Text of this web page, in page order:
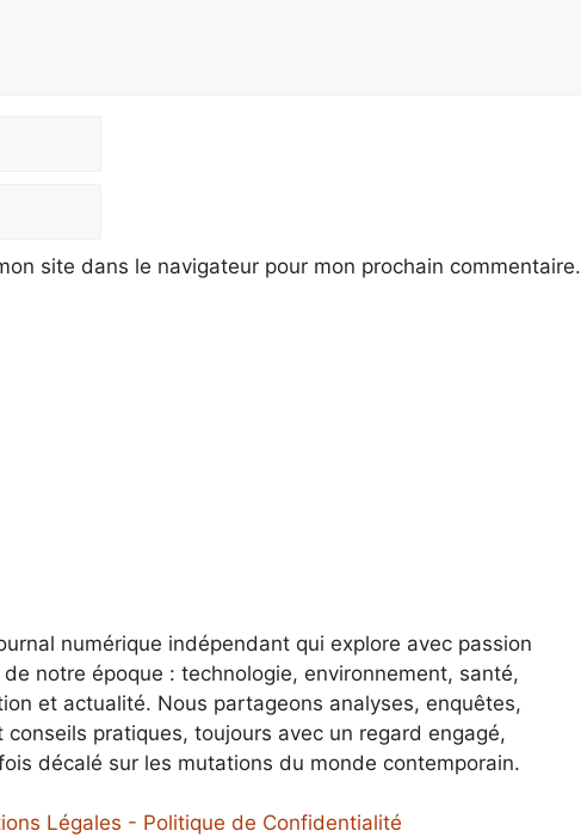
site dans le navigateur pour mon prochain commentaire.
numérique indépendant qui explore avec passion
notre époque : technologie, environnement, santé,
et actualité. Nous partageons analyses, enquêtes,
conseils pratiques, toujours avec un regard engagé,
décalé sur les mutations du monde contemporain.
Légales - Politique de Confidentialité